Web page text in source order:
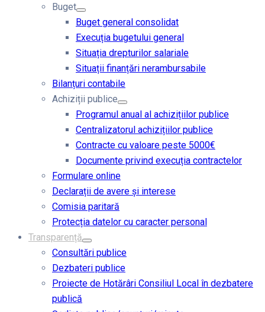
Buget
Buget general consolidat
Execuția bugetului general
Situația drepturilor salariale
Situații finanțări nerambursabile
Bilanțuri contabile
Achiziții publice
Programul anual al achizițiilor publice
Centralizatorul achizițiilor publice
Contracte cu valoare peste 5000€
Documente privind execuția contractelor
Formulare online
Declarații de avere și interese
Comisia paritară
Protecția datelor cu caracter personal
Transparență
Consultări publice
Dezbateri publice
Proiecte de Hotărâri Consiliul Local în dezbatere
publică